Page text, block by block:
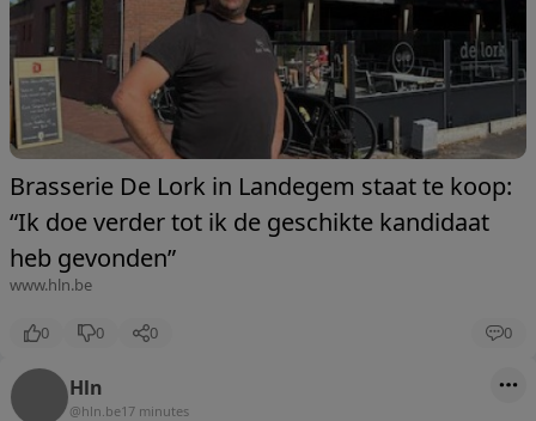
Brasserie De Lork in Landegem staat te koop:
“Ik doe verder tot ik de geschikte kandidaat
heb gevonden”
www.hln.be
0 0 0 0
Hln
@hln.be17 minutes